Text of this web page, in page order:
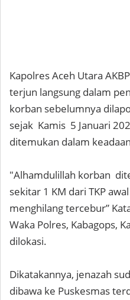
Kapolres Aceh Utara
terjun langsung dalam
korban sebelumnya
sejak Kamis 5 Januari
ditemukan dalam
"Alhamdulillah korban
sekitar 1 KM dari TKP
menghilang tercebur”
Waka Polres, Kabagops,
dilokasi.
Dikatakannya, jenazah
dibawa ke Puskesmas